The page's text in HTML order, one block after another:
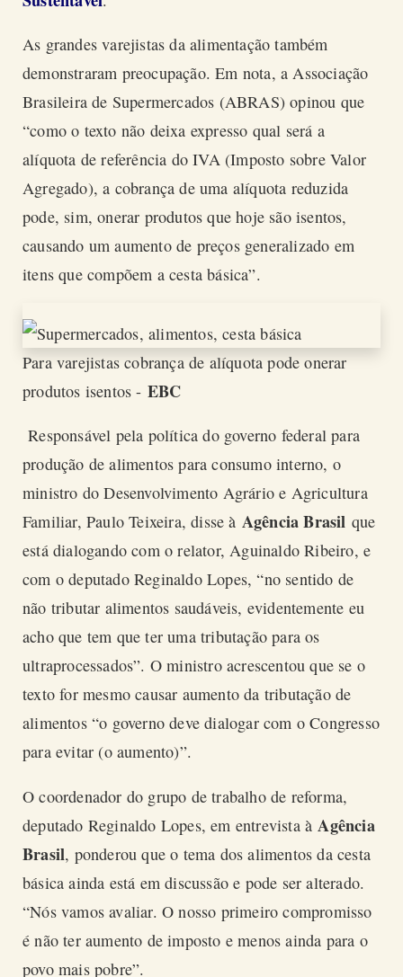
As grandes varejistas da alimentação também
demonstraram preocupação. Em nota, a Associação
Brasileira de Supermercados (ABRAS) opinou que
“como o texto não deixa expresso qual será a
alíquota de referência do IVA (Imposto sobre Valor
Agregado), a cobrança de uma alíquota reduzida
pode, sim, onerar produtos que hoje são isentos,
causando um aumento de preços generalizado em
itens que compõem a cesta básica”.
Para varejistas cobrança de alíquota pode onerar
produtos isentos - EBC
Responsável pela política do governo federal para
produção de alimentos para consumo interno, o
ministro do Desenvolvimento Agrário e Agricultura
Familiar, Paulo Teixeira, disse à Agência Brasil que
está dialogando com o relator, Aguinaldo Ribeiro, e
com o deputado Reginaldo Lopes, “no sentido de
não tributar alimentos saudáveis, evidentemente eu
acho que tem que ter uma tributação para os
ultraprocessados”. O ministro acrescentou que se o
texto for mesmo causar aumento da tributação de
alimentos “o governo deve dialogar com o Congresso
para evitar (o aumento)”.
O coordenador do grupo de trabalho de reforma,
deputado Reginaldo Lopes, em entrevista à Agência
Brasil, ponderou que o tema dos alimentos da cesta
básica ainda está em discussão e pode ser alterado.
“Nós vamos avaliar. O nosso primeiro compromisso
é não ter aumento de imposto e menos ainda para o
povo mais pobre”.